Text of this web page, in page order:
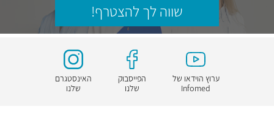
שווה לך להצטרף!
ערוץ הוידאו של
Infomed
הפייסבוק
שלנו
האינסטגרם
שלנו